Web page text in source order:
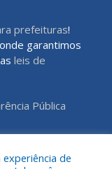
prefeituras!
garantimos
leis de
Pública
de